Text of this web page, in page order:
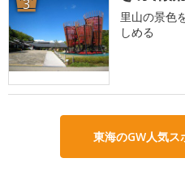
3
里山の景色
しめる
東海のGW人気ス